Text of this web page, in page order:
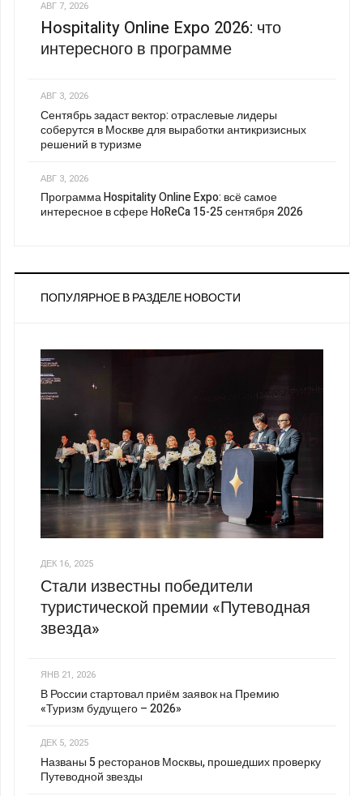
АВГ 7, 2026
Hospitality Online Expo 2026: что
интересного в программе
АВГ 3, 2026
Сентябрь задаст вектор: отраслевые лидеры
соберутся в Москве для выработки антикризисных
решений в туризме
АВГ 3, 2026
Программа Hospitality Online Expo: всё самое
интересное в сфере HoReCa 15-25 сентября 2026
ПОПУЛЯРНОЕ В РАЗДЕЛЕ НОВОСТИ
ДЕК 16, 2025
Стали известны победители
туристической премии «Путеводная
звезда»
ЯНВ 21, 2026
В России стартовал приём заявок на Премию
«Туризм будущего – 2026»
ДЕК 5, 2025
Названы 5 ресторанов Москвы, прошедших проверку
Путеводной звезды